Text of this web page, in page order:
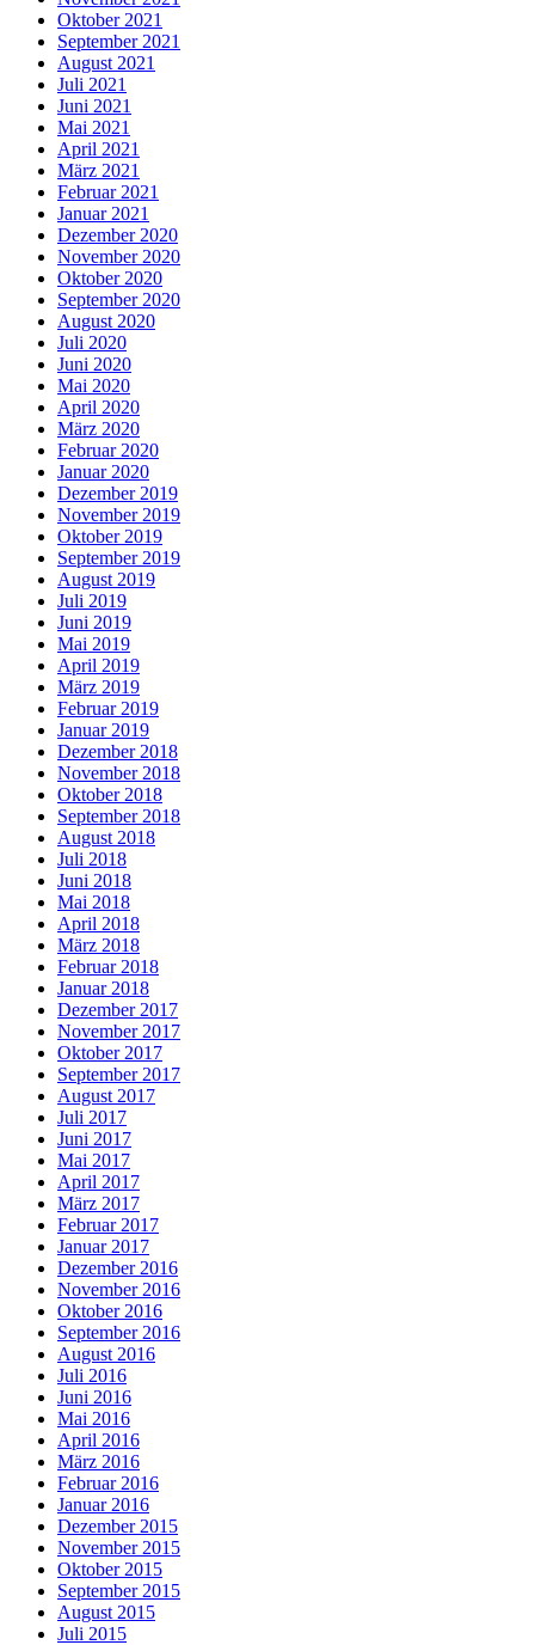
Oktober 2021
September 2021
August 2021
Juli 2021
Juni 2021
Mai 2021
April 2021
März 2021
Februar 2021
Januar 2021
Dezember 2020
November 2020
Oktober 2020
September 2020
August 2020
Juli 2020
Juni 2020
Mai 2020
April 2020
März 2020
Februar 2020
Januar 2020
Dezember 2019
November 2019
Oktober 2019
September 2019
August 2019
Juli 2019
Juni 2019
Mai 2019
April 2019
März 2019
Februar 2019
Januar 2019
Dezember 2018
November 2018
Oktober 2018
September 2018
August 2018
Juli 2018
Juni 2018
Mai 2018
April 2018
März 2018
Februar 2018
Januar 2018
Dezember 2017
November 2017
Oktober 2017
September 2017
August 2017
Juli 2017
Juni 2017
Mai 2017
April 2017
März 2017
Februar 2017
Januar 2017
Dezember 2016
November 2016
Oktober 2016
September 2016
August 2016
Juli 2016
Juni 2016
Mai 2016
April 2016
März 2016
Februar 2016
Januar 2016
Dezember 2015
November 2015
Oktober 2015
September 2015
August 2015
Juli 2015